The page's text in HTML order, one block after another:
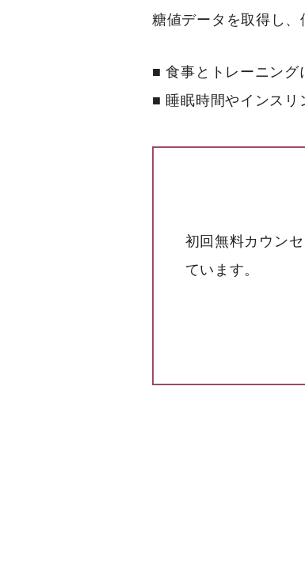
糖値データを取得し、
■ 食事とトレーニン
■ 睡眠時間やインスリ
初回無料カウン
ています。